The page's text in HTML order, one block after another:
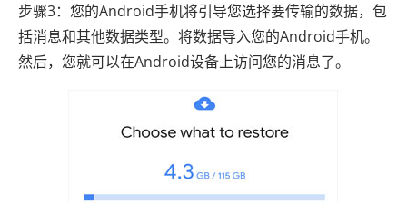
步骤3：您的Android手机将引导您选择要传输的数据，包
括消息和其他数据类型。将数据导入您的Android手机。
然后，您就可以在Android设备上访问您的消息了。